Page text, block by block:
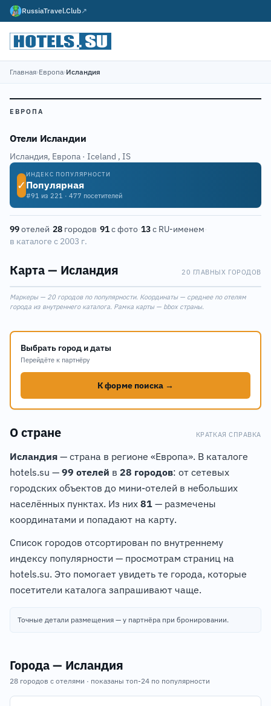
RussiaTravel.Club↗
Главная›Европа›Исландия
ЕВРОПА
Отели Исландии
Исландия, Европа · Iceland , IS
✓
ИНДЕКС ПОПУЛЯРНОСТИ
Популярная
#91 из 221 · 477 посетителей
99отелей·28 городов·91с фото·13с RU-именем·
в каталоге с 2003 г.
Карта — Исландия 20 ГЛАВНЫХ ГОРОДОВ
+
Маркеры — 20 городов по популярности. Координаты — среднее по отелям
города из внутреннего каталога. Рамка карты — bbox страны.
Выбрать город и даты
Перейдёте к партнёру
К форме поиска →
О стране КРАТКАЯ СПРАВКА
Исландия — страна в регионе «Европа». В каталоге
hotels.su — 99 отелей в 28 городов: от сетевых
городских объектов до мини-отелей в небольших
населённых пунктах. Из них 81 — размечены
координатами и попадают на карту.
Список городов отсортирован по внутреннему
индексу популярности — просмотрам страниц на
hotels.su. Это помогает увидеть те города, которые
посетители каталога запрашивают чаще.
Точные детали размещения — у партнёра при бронировании.
Города — Исландия
28 городов с отелями · показаны топ-24 по популярности